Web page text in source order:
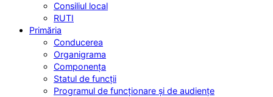
Consiliul local
RUTI
Primăria
Conducerea
Organigrama
Componența
Statul de funcții
Programul de funcționare și de audiențe